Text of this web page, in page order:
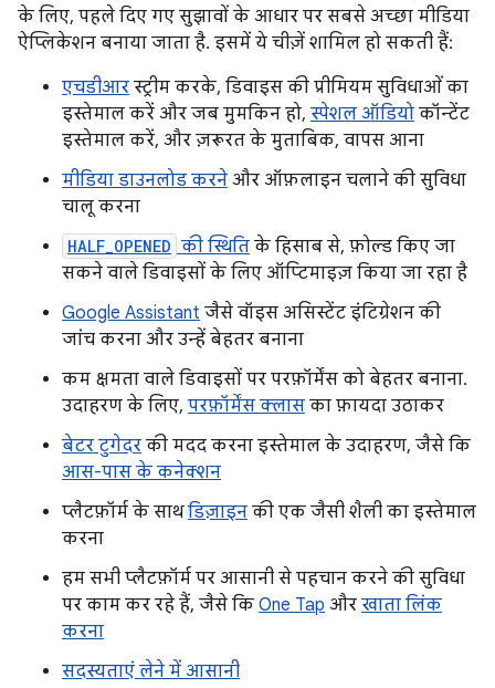
के लिए, पहले दिए गए सुझावों के आधार पर सबसे अच्छा मीडिया
ऐप्लिकेशन बनाया जाता है. इसमें ये चीज़ें शामिल हो सकती हैं:
एचडीआर स्ट्रीम करके, डिवाइस की प्रीमियम सुविधाओं का
इस्तेमाल करें और जब मुमकिन हो, स्पेशल ऑडियो कॉन्टेंट
इस्तेमाल करें, और ज़रूरत के मुताबिक, वापस आना
मीडिया डाउनलोड करने और ऑफ़लाइन चलाने की सुविधा
चालू करना
HALF_OPENED की स्थिति के हिसाब से, फ़ोल्ड किए जा
सकने वाले डिवाइसों के लिए ऑप्टिमाइज़ किया जा रहा है
Google Assistant जैसे वॉइस असिस्टेंट इंटिग्रेशन की
जांच करना और उन्हें बेहतर बनाना
कम क्षमता वाले डिवाइसों पर परफ़ॉर्मेंस को बेहतर बनाना.
उदाहरण के लिए, परफ़ॉर्मेंस क्लास का फ़ायदा उठाकर
बेटर टुगेदर की मदद करना इस्तेमाल के उदाहरण, जैसे कि
आस-पास के कनेक्शन
प्लैटफ़ॉर्म के साथडिज़ाइन की एक जैसी शैली का इस्तेमाल
करना
हम सभी प्लैटफ़ॉर्म पर आसानी से पहचान करने की सुविधा
पर काम कर रहे हैं, जैसे कि One Tap और खाता लिंक
करना
सदस्यताएं लेने में आसानी